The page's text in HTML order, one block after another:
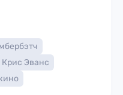
Крис Эванс